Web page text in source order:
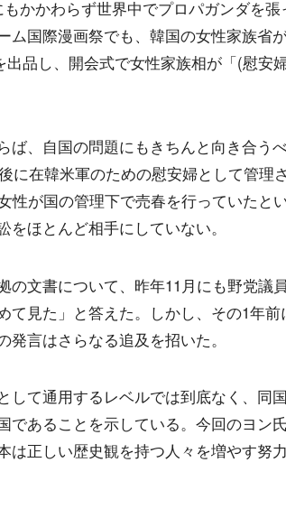
かかわらず世界中でプロパガンダを張
ム国際漫画祭でも、韓国の女性家族省
品し、開会式で女性家族相が「(慰安
、自国の問題にもきちんと向き合うべ
に在韓米軍のための慰安婦として管理
性が国の管理下で売春を行っていたと
ほとんど相手にしていない。
の文書について、昨年11月にも野党議
て見た」と答えた。しかし、その1年前
言はさらなる追及を招いた。
して通用するレベルでは到底なく、同
であることを示している。今回のヨン
正しい歴史観を持つ人々を増やす努力